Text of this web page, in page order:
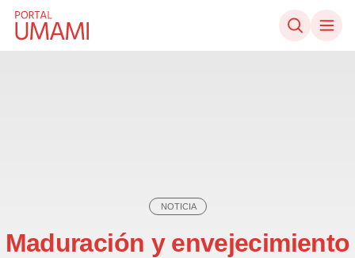
Ir directamente al contenido
NOTICIA
Maduración y envejecimiento